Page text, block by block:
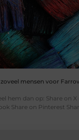
mensen voor
hem dan op: Share on
Share on Pinterest